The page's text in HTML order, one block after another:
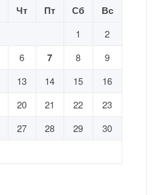
Чт Пт Сб Вс
1
2
6 7 8
9
13 14 15
16
20 21 22
23
27 28 29
30